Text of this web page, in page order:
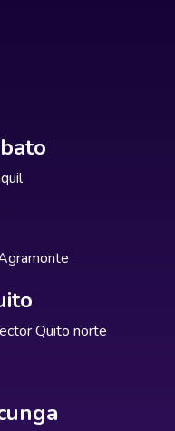
Quito norte